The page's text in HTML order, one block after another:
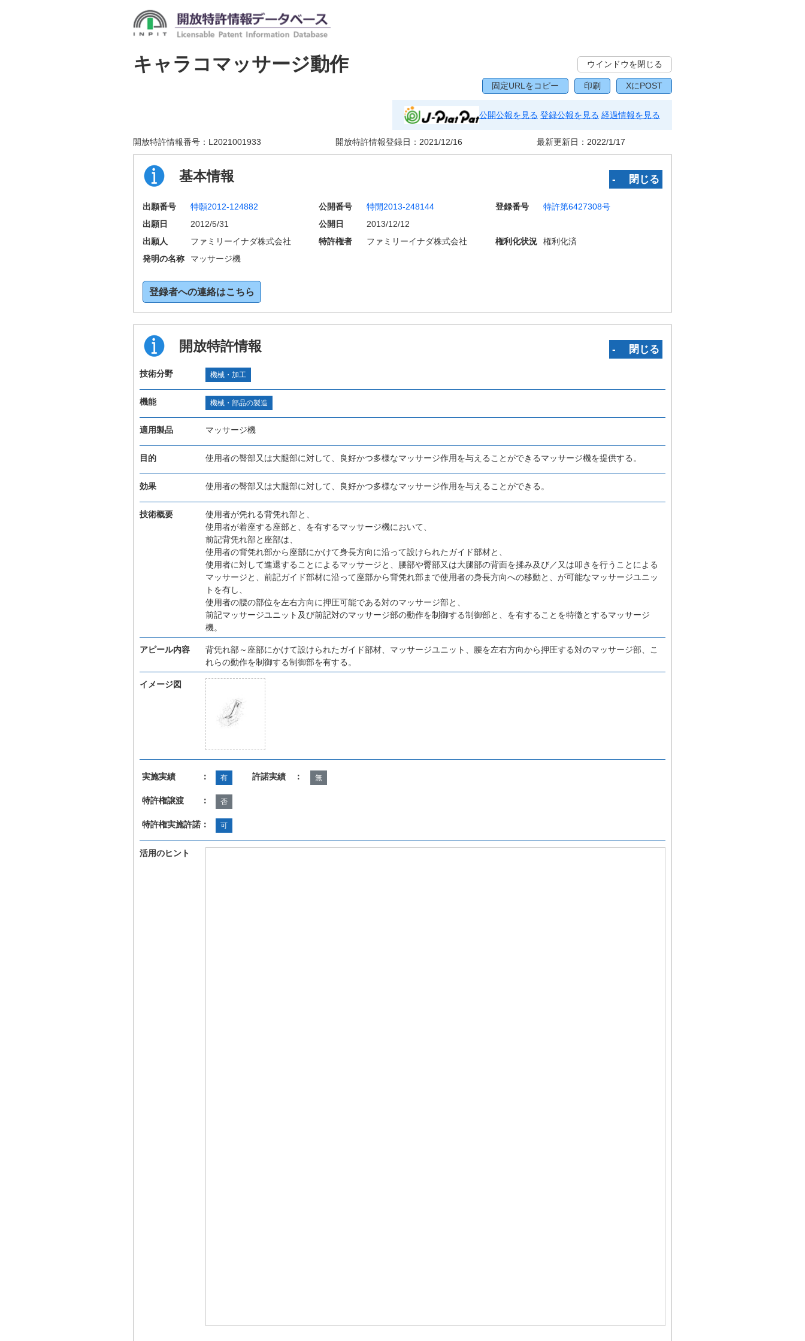
キャラコマッサージ動作 ウインドウを閉じる
固定URLをコピー 印刷 XにPOST
公開公報を見る 登録公報を見る 経過情報を見る
開放特許情報番号： L2021001933 開放特許情報登録日： 2021/12/16 最新更新日： 2022/1/17
基本情報 ‐ 閉じる
出願番号 特願2012-124882 公開番号 特開2013-248144 登録番号
特許第6427308号
出願日
2012/5/31 公開日
2013/12/12
出願人
ファミリーイナダ株式会社 特許権者 ファミリーイナダ株式会社 権利化状況
権利化済
発明の名称
マッサージ機
登録者への連絡はこちら
開放特許情報 ‐ 閉じる
技術分野 機械・加工
機能 機械・部品の製造
適用製品 マッサージ機
目的 使用者の臀部又は大腿部に対して、良好かつ多様なマッサージ作用を与えることができるマッサージ機を提供する。
効果 使用者の臀部又は大腿部に対して、良好かつ多様なマッサージ作用を与えることができる。
技術概要
使用者が凭れる背凭れ部と、
使用者が着座する座部と、を有するマッサージ機において、
前記背凭れ部と座部は、
使用者の背凭れ部から座部にかけて身長方向に沿って設けられたガイド部材と、
使用者に対して進退することによるマッサージと、腰部や臀部又は大腿部の背面を揉み及び／又は叩きを行うことによる
マッサージと、前記ガイド部材に沿って座部から背凭れ部まで使用者の身長方向への移動と、が可能なマッサージユニッ
トを有し、
使用者の腰の部位を左右方向に押圧可能である対のマッサージ部と、
前記マッサージユニット及び前記対のマッサージ部の動作を制御する制御部と、を有することを特徴とするマッサージ
機。
アピール内容
背凭れ部～座部にかけて設けられたガイド部材、マッサージユニット、腰を左右方向から押圧する対のマッサージ部、こ
れらの動作を制御する制御部を有する。
イメージ図
実施実績 ： 有 許諾実績 ： 無
特許権譲渡 ： 否
特許権実施許諾： 可
活用のヒント